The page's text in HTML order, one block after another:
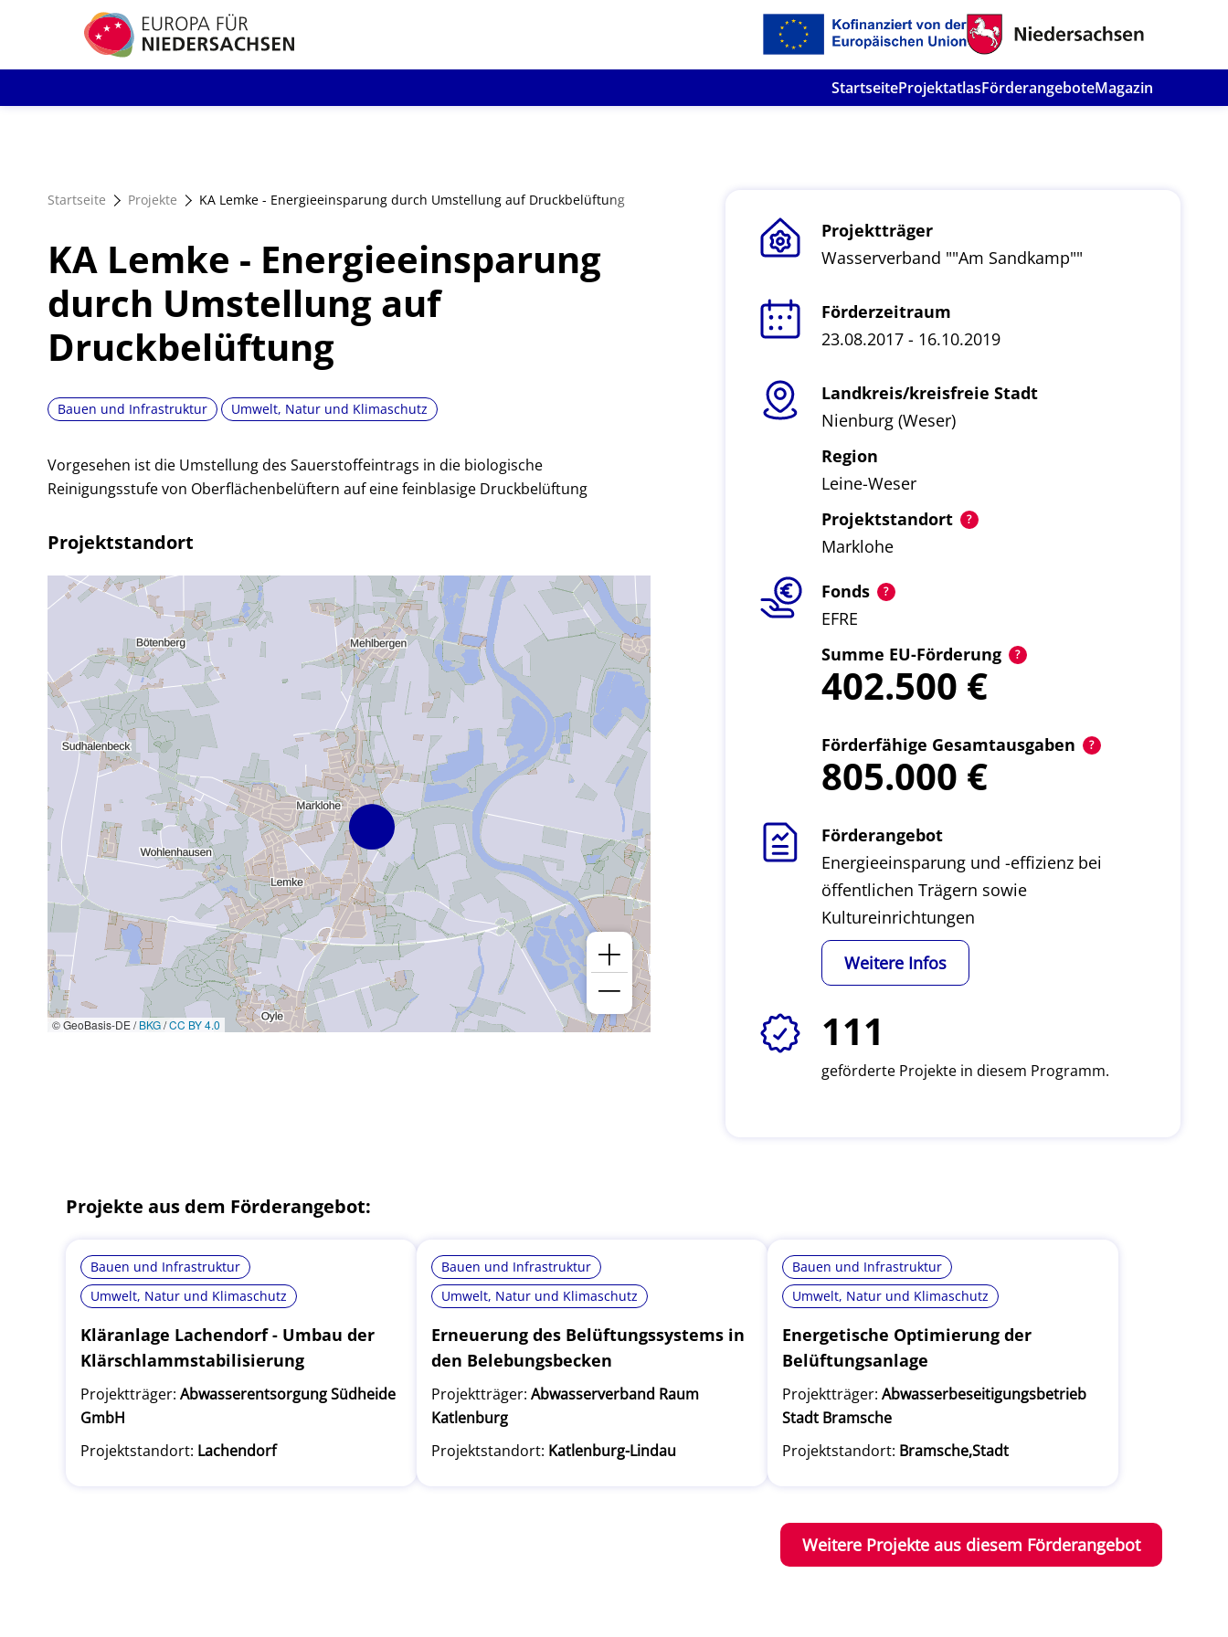
StartseiteProjektatlasFörderangeboteMagazin
Startseite Projekte KA Lemke - Energieeinsparung durch Umstellung auf Druckbelüftung
KA Lemke - Energieeinsparung
durch Umstellung auf
Druckbelüftung
Bauen und Infrastruktur Umwelt, Natur und Klimaschutz
Vorgesehen ist die Umstellung des Sauerstoffeintrags in die biologische
Reinigungsstufe von Oberflächenbelüftern auf eine feinblasige Druckbelüftung
Projektstandort
© GeoBasis-DE /BKG/CC BY 4.0
Projektträger
Wasserverband ""Am Sandkamp""
Förderzeitraum
23.08.2017 - 16.10.2019
Landkreis/kreisfreie Stadt
Nienburg (Weser)
Region
Leine-Weser
Projektstandort
Marklohe
Fonds
EFRE
Summe EU-Förderung
402.500
Förderfähige Gesamtausgaben
805.000
Förderangebot
Energieeinsparung und -effizienz bei
öffentlichen Trägern sowie
Kultureinrichtungen
Weitere Infos
111
geförderte Projekte in diesem Programm.
Projekte aus dem Förderangebot:
Bauen und Infrastruktur
Umwelt, Natur und Klimaschutz
Kläranlage Lachendorf - Umbau der
Klärschlammstabilisierung
Projektträger: Abwasserentsorgung Südheide
GmbH
Projektstandort: Lachendorf
Bauen und Infrastruktur
Umwelt, Natur und Klimaschutz
Erneuerung des Belüftungssystems in
den Belebungsbecken
Projektträger: Abwasserverband Raum
Katlenburg
Projektstandort: Katlenburg-Lindau
Bauen und Infrastruktur
Umwelt, Natur und Klimaschutz
Energetische Optimierung der
Belüftungsanlage
Projektträger: Abwasserbeseitigungsbetrieb
Stadt Bramsche
Projektstandort: Bramsche,Stadt
Weitere Projekte aus diesem Förderangebot